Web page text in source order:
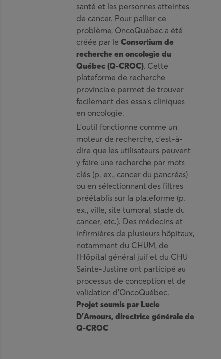
santé et les personnes atteintes
de cancer. Pour pallier ce
problème, OncoQuébec a été
créée par leConsortium de
recherche en oncologie du
Québec (Q-CROC). Cette
plateforme de recherche
provinciale permet de trouver
facilement des essais cliniques
en oncologie.
L’outil fonctionne comme un
moteur de recherche, c’est-à-
dire que les utilisateurs peuvent
y faire une recherche par mots
clés (p. ex., cancer du pancréas)
ou en sélectionnant des filtres
préétablis sur la plateforme (p.
ex., ville, site tumoral, stade du
cancer, etc.). Des médecins et
infirmières de plusieurs hôpitaux,
notamment du CHUM, de
l’Hôpital général juif et du CHU
Sainte-Justine ont participé au
processus de conception et de
validation d’OncoQuébec.
Projet soumis par Lucie
D’Amours, directrice générale de
Q-CROC